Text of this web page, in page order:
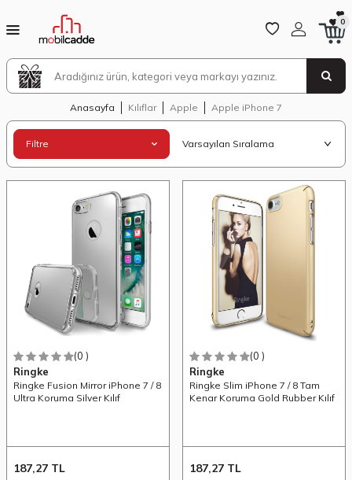
0
Anasayfa Kılıflar Apple Apple iPhone 7
Filtre
(0 )
Ringke
Ringke Fusion Mirror iPhone 7 / 8
Ultra Koruma Silver Kılıf
187,27 TL
(0 )
Ringke
Ringke Slim iPhone 7 / 8 Tam
Kenar Koruma Gold Rubber Kılıf
187,27 TL